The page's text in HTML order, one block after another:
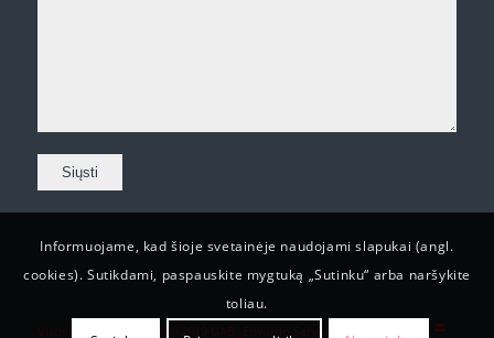
Visos teisės saugomos © 2019 UAB „Edvardo Servisas“
Informuojame, kad šioje svetainėje naudojami slapukai (angl.
cookies). Sutikdami, paspauskite mygtuką „Sutinku“ arba naršykite
toliau.